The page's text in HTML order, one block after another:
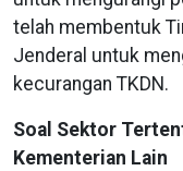
telah membentuk
Jenderal untuk
kecurangan TKDN.
Soal Sektor
Kementerian Lain